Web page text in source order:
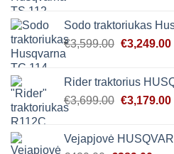
€2,679.00.
Sodo traktoriukas
€3,599.00 Original
€3,599.00.
€3,249.00
Rider traktorius
€3,699.00 Original
€3,699.00.
€3,179.00
Vejapjovė